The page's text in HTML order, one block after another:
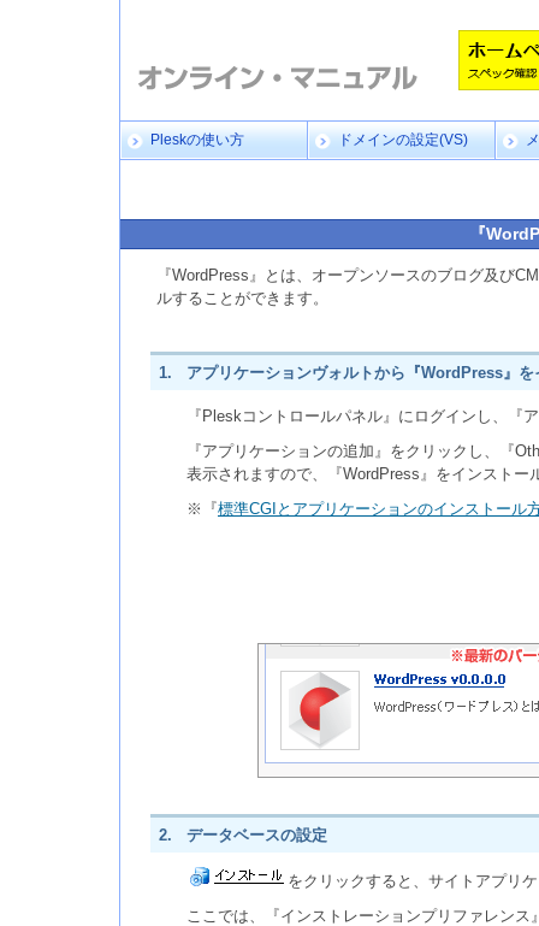
Pleskの使い方 ドメインの設定(VS)
『
『WordPress』とは、オープンソースのブログ及び
ルすることができます。
1. アプリケーションヴォルトから『WordPress』を
『Pleskコントロールパネル』にログインし、『
『アプリケーションの追加』をクリックし、『
表示されますので、『WordPress』をインストー
※『標準CGIとアプリケーションのインストール
2. データベースの設定
をクリックすると、サイトアプリ
ここでは、『インストレーションプリファレン